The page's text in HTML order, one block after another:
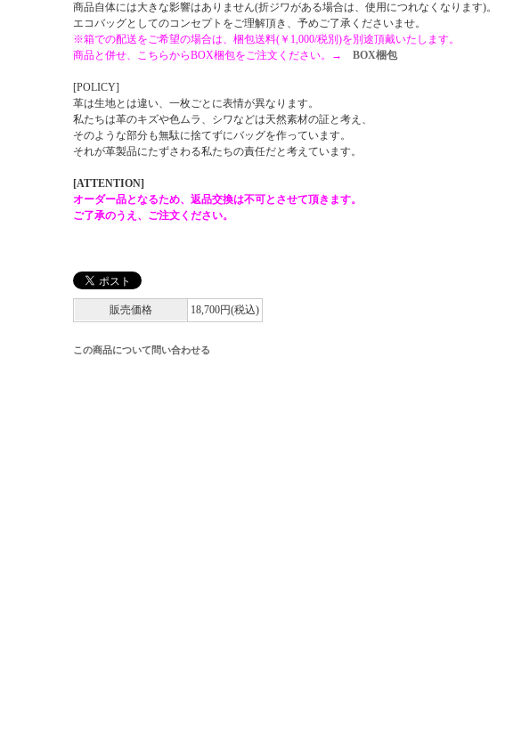
商品自体には大きな影響はありません(折ジワがある場合は、使用につれなくなります)。
エコバッグとしてのコンセプトをご理解頂き、予めご了承くださいませ。
※箱での配送をご希望の場合は、梱包送料(￥1,000/税別)を別途頂戴いたします。
商品と併せ、こちらからBOX梱包をご注文ください。→ BOX梱包
[POLICY]
革は生地とは違い、一枚ごとに表情が異なります。
私たちは革のキズや色ムラ、シワなどは天然素材の証と考え、
そのような部分も無駄に捨てずにバッグを作っています。
それが革製品にたずさわる私たちの責任だと考えています。
[ATTENTION]
オーダー品となるため、返品交換は不可とさせて頂きます。
ご了承のうえ、ご注文ください。
販売価格 18,700円(税込)
この商品について問い合わせる